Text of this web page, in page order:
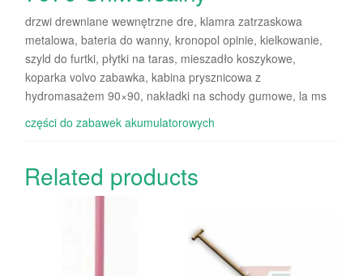
drzwi drewniane wewnętrzne dre, klamra zatrzaskowa
metalowa, bateria do wanny, kronopol opinie, kielkowanie,
szyld do furtki, płytki na taras, mieszadło koszykowe,
koparka volvo zabawka, kabina prysznicowa z
hydromasażem 90×90, nakładki na schody gumowe, la ms
części do zabawek akumulatorowych
Related products